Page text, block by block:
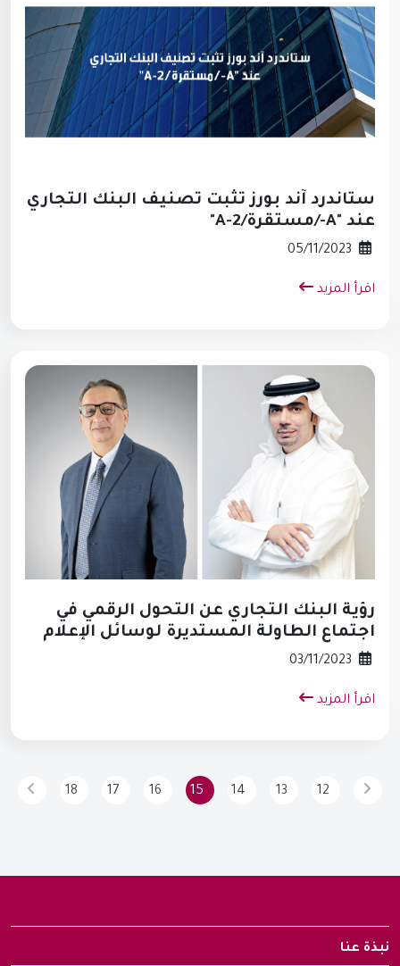
ستاندرد آند بورز تثبت تصنيف البنك التجاري
عند "A-/مستقرة/A-2"
اقرأ المزيد
رؤية البنك التجاري عن التحول الرقمي في
اجتماع الطاولة المستديرة لوسائل الإعلام
اقرأ المزيد
12
13
14
15
16
17
18
نبذة عنا